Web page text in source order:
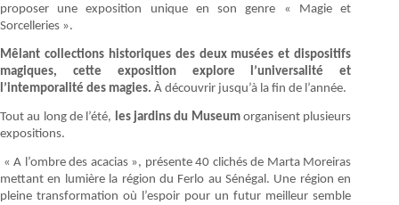
proposer une exposition unique en son genre « Magie et
Sorcelleries ».
Mêlant collections historiques des deux musées et dispositifs
magiques, cette exposition explore l’universalité et
l’intemporalité des magies. À découvrir jusqu’à la fin de l’année.
Tout au long de l’été, les jardins du Museum organisent plusieurs
expositions.
« A l’ombre des acacias », présente 40 clichés de Marta Moreiras
mettant en lumière la région du Ferlo au Sénégal. Une région en
pleine transformation où l’espoir pour un futur meilleur semble